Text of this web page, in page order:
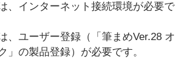
、インターネット接続環境が必要で
、ユーザー登録（「筆まめVer.28 オ
」の製品登録）が必要です。